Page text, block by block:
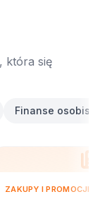
która się
Finanse osobiste
ZAKUPY I PROMOCJE